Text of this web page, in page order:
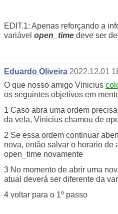
EDIT.1: Apenas reforçando a
variável open_time deve ser
Eduardo Oliveira 2022.12.01
O que nosso amigo Vinicius
os seguintes objetivos em
1 Caso abra uma ordem
da vela, Vinicius chamou de
2 Se essa ordem continuar
nova, então salvar o horario de
open_time novamente
3 No momento de abrir uma
atual deverá ser diferente da
4 voltar para o 1º passo